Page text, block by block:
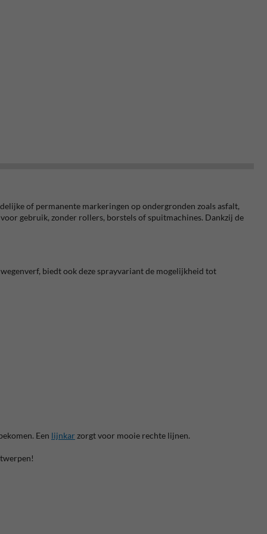
of permanente markeringen op ondergronden zoals asfalt,
gebruik, zonder rollers, borstels of spuitmachines. Dankzij de
biedt ook deze sprayvariant de mogelijkheid tot
Een lijnkar zorgt voor mooie rechte lijnen.